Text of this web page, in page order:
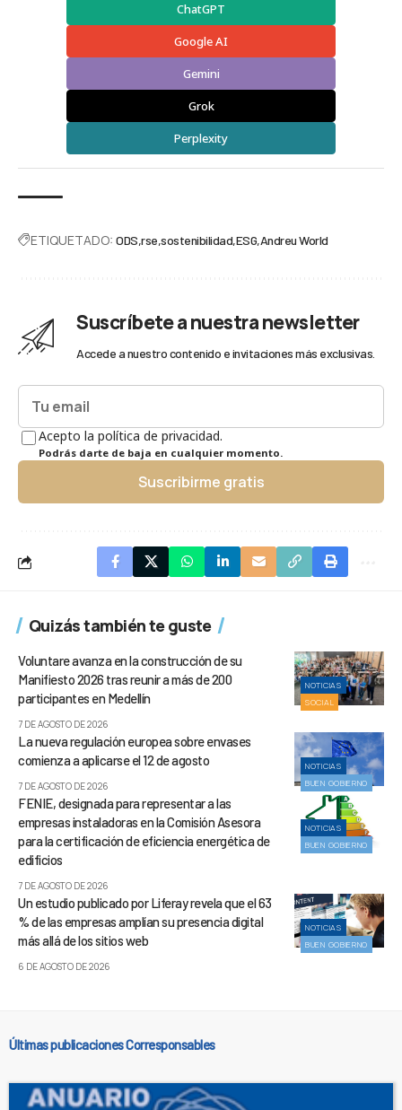
ChatGPT
Google AI
Gemini
Grok
Perplexity
ETIQUETADO: ODS rse sostenibilidad ESG Andreu World
Suscríbete a nuestra newsletter
Accede a nuestro contenido e invitaciones más exclusivas.
Acepto la política de privacidad.
Podrás darte de baja en cualquier momento.
Suscribirme gratis
Quizás también te guste
NOTICIAS
SOCIAL
Voluntare avanza en la construcción de su
Manifiesto 2026 tras reunir a más de 200
participantes en Medellín
7 DE AGOSTO DE 2026
NOTICIAS
BUEN GOBIERNO
La nueva regulación europea sobre envases
comienza a aplicarse el 12 de agosto
7 DE AGOSTO DE 2026
NOTICIAS
BUEN GOBIERNO
FENIE, designada para representar a las
empresas instaladoras en la Comisión Asesora
para la certificación de eficiencia energética de
edificios
7 DE AGOSTO DE 2026
NOTICIAS
BUEN GOBIERNO
Un estudio publicado por Liferay revela que el 63
% de las empresas amplían su presencia digital
más allá de los sitios web
6 DE AGOSTO DE 2026
Últimas publicaciones Corresponsables